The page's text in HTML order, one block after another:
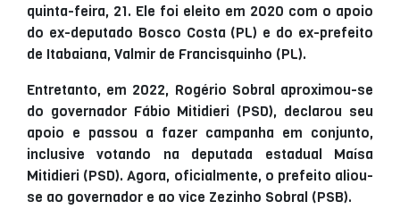
quinta-feira, 21. Ele foi eleito em 2020 com o apoio
do ex-deputado Bosco Costa (PL) e do ex-prefeito
de Itabaiana, Valmir de Francisquinho (PL).
Entretanto, em 2022, Rogério Sobral aproximou-se
do governador Fábio Mitidieri (PSD), declarou seu
apoio e passou a fazer campanha em conjunto,
inclusive votando na deputada estadual Maísa
Mitidieri (PSD). Agora, oficialmente, o prefeito aliou-
se ao governador e ao vice Zezinho Sobral (PSB).